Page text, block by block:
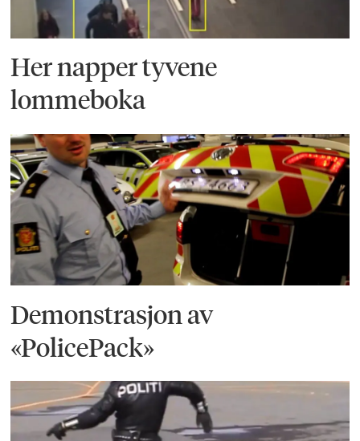
Her napper tyvene
lommeboka
Demonstrasjon av
«PolicePack»